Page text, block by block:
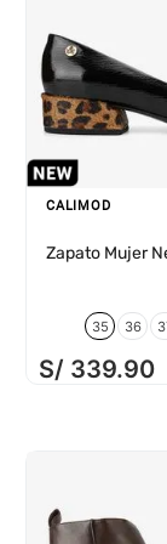
CALIMOD
Zapato Mujer
35 36
S/ 339.90